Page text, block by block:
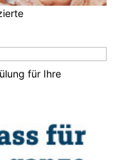
für Ihre